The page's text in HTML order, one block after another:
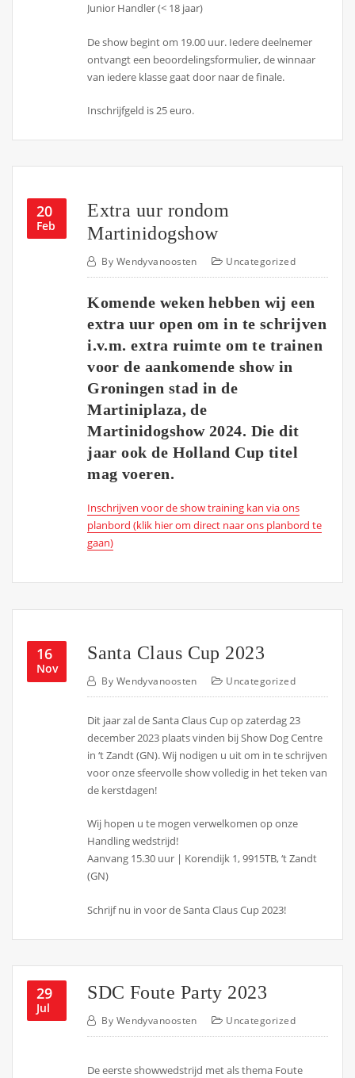
Junior Handler (< 18 jaar)
De show begint om 19.00 uur. Iedere deelnemer
ontvangt een beoordelingsformulier, de winnaar
van iedere klasse gaat door naar de finale.
Inschrijfgeld is 25 euro.
20
Feb
Extra uur rondom
Martinidogshow
By Wendyvanoosten Uncategorized
Komende weken hebben wij een
extra uur open om in te schrijven
i.v.m. extra ruimte om te trainen
voor de aankomende show in
Groningen stad in de
Martiniplaza, de
Martinidogshow 2024. Die dit
jaar ook de Holland Cup titel
mag voeren.
Inschrijven voor de show training kan via ons
planbord (klik hier om direct naar ons planbord te
gaan)
16
Nov
Santa Claus Cup 2023
By Wendyvanoosten Uncategorized
Dit jaar zal de Santa Claus Cup op zaterdag 23
december 2023 plaats vinden bij Show Dog Centre
in ‘t Zandt (GN). Wij nodigen u uit om in te schrijven
voor onze sfeervolle show volledig in het teken van
de kerstdagen!
Wij hopen u te mogen verwelkomen op onze
Handling wedstrijd!
Aanvang 15.30 uur | Korendijk 1, 9915TB, ‘t Zandt
(GN)
Schrijf nu in voor de Santa Claus Cup 2023!
29
Jul
SDC Foute Party 2023
By Wendyvanoosten Uncategorized
De eerste showwedstrijd met als thema Foute